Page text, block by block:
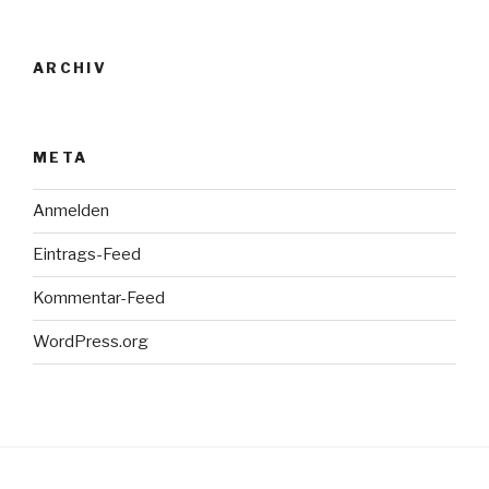
ARCHIV
META
Anmelden
Eintrags-Feed
Kommentar-Feed
WordPress.org